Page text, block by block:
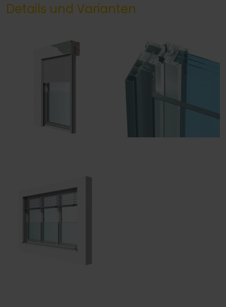
Details und Varianten